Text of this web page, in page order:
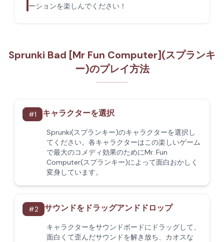
ーションを楽しんでください！
Sprunki Bad [Mr Fun Computer](スプランキ
ー)のプレイ方法
#1 キャラクターを選択
Sprunki(スプランキー)のキャラクターを選択し
てください。各キャラクターはこの楽しいゲーム
で最大のコメディ効果のためにMr. Fun
Computer(スプランキー)によって面白おかしく
変身しています。
#2 サウンドをドラッグアンドドロップ
キャラクターをサウンドボードにドラッグして、
面白くて歪んだサウンドを解き放ち、カオスな